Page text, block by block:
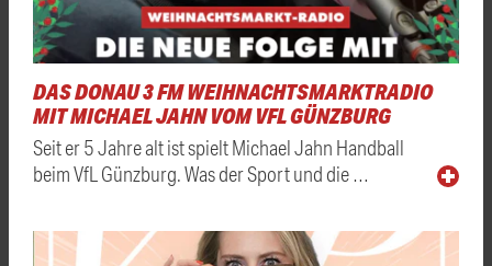
DAS DONAU 3 FM WEIHNACHTSMARKTRADIO
MIT MICHAEL JAHN VOM VFL GÜNZBURG
Seit er 5 Jahre alt ist spielt Michael Jahn Handball
beim VfL Günzburg. Was der Sport und die …